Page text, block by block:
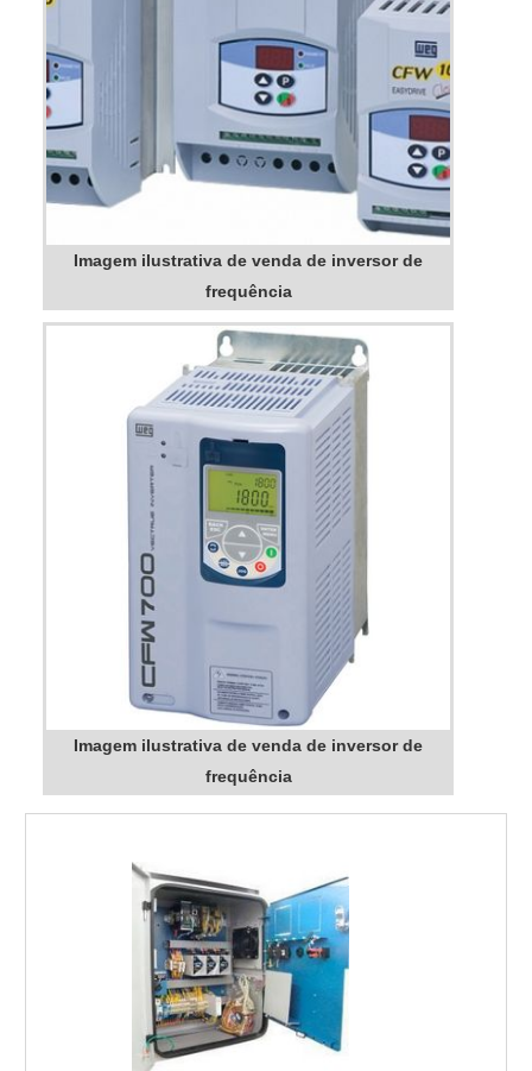
Imagem ilustrativa de venda de inversor de
frequência
Imagem ilustrativa de venda de inversor de
frequência